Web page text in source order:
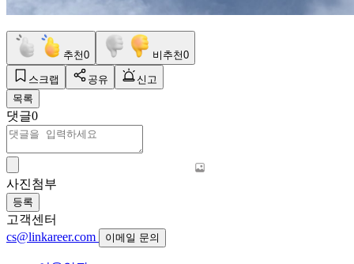
추천0 비추천0
스크랩 공유
신고
목록
댓글0
사진첨부
등록
고객센터
cs@linkareer.com
이메일 문의